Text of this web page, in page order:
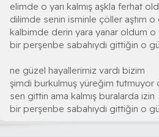
gelin kardeşler uyanalım gaflet
gelin bir nebzede olsa buna karşı
çekelim isyan bayraklarını yıkalım
bu nasıl adalet allah kahretsin
bu düzen yıkılmalı artık
güçlü güçsüzü ezmemeli artık
buna insan yüreği dayanmamalı
bu nasıl adalet allah kahretsin
elimde o yarı kalmış aşkla ferhat
dilimde senin isminle çöller aştım o
kalbimde derin yara yanar oldum o
bir perşenbe sabahıydı gittiğin o
ne güzel hayallerimiz vardı bizim
şimdi burkulmuş yüreğim tutmuyor
sen gittin ama kalmış buralarda izin
bir perşenbe sabahıydı gittiğin o